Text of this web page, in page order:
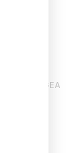
prima
arriva GEA
Q-bo